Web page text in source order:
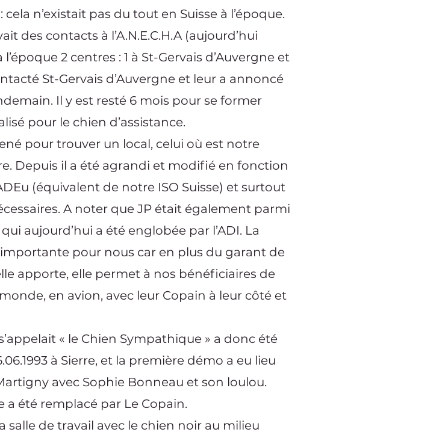
n’existait pas du tout en Suisse à l’époque.
des contacts à l’A.N.E.C.H.A (aujourd’hui
2 centres : 1 à St-Gervais d’Auvergne et
St-Gervais d’Auvergne et leur a annoncé
Il y est resté 6 mois pour se former
pour le chien d’assistance.
pour trouver un local, celui où est notre
Depuis il a été agrandi et modifié en fonction
(équivalent de notre ISO Suisse) et surtout
A noter que JP était également parmi
aujourd’hui a été englobée par l’ADI. La
pour nous car en plus du garant de
apporte, elle permet à nos bénéficiaires de
en avion, avec leur Copain à leur côté et
« le Chien Sympathique » a donc été
à Sierre, et la première démo a eu lieu
avec Sophie Bonneau et son loulou.
a été remplacé par Le Copain.
salle de travail avec le chien noir au milieu